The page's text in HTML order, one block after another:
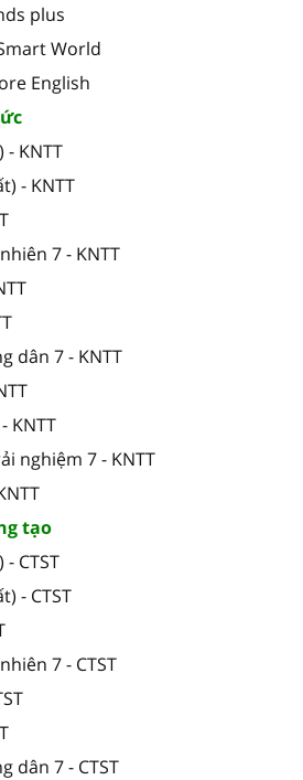
plus
World
English
- KNTT
- KNTT
7 - KNTT
dân 7 - KNTT
KNTT
nghiệm 7 - KNTT
tạo
CTST
- CTST
7 - CTST
dân 7 - CTST